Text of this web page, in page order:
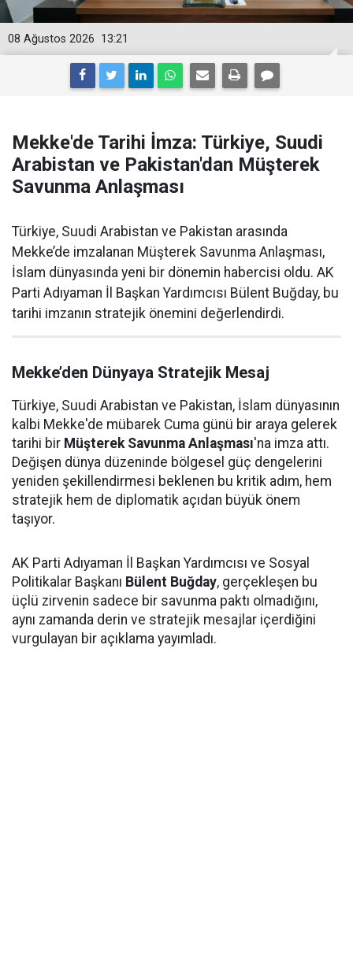
13:21
08 Ağustos 2026
Mekke'de Tarihi İmza: Türkiye, Suudi
Arabistan ve Pakistan'dan Müşterek
Savunma Anlaşması
Türkiye, Suudi Arabistan ve Pakistan arasında
Mekke’de imzalanan Müşterek Savunma Anlaşması,
İslam dünyasında yeni bir dönemin habercisi oldu. AK
Parti Adıyaman İl Başkan Yardımcısı Bülent Buğday, bu
tarihi imzanın stratejik önemini değerlendirdi.
Mekke’den Dünyaya Stratejik Mesaj
Türkiye, Suudi Arabistan ve Pakistan, İslam dünyasının
kalbi Mekke'de mübarek Cuma günü bir araya gelerek
tarihi bir Müşterek Savunma Anlaşması'na imza attı.
Değişen dünya düzeninde bölgesel güç dengelerini
yeniden şekillendirmesi beklenen bu kritik adım, hem
stratejik hem de diplomatik açıdan büyük önem
taşıyor.
AK Parti Adıyaman İl Başkan Yardımcısı ve Sosyal
Politikalar Başkanı Bülent Buğday, gerçekleşen bu
üçlü zirvenin sadece bir savunma paktı olmadığını,
aynı zamanda derin ve stratejik mesajlar içerdiğini
vurgulayan bir açıklama yayımladı.